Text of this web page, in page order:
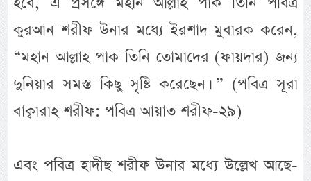
কুরআন শরীফ উনার মধ্যে ইরশাদ মুবারক করেন,
“মহান আল্লাহ পাক তিনি তোমাদের (ফায়দার) জন্য
দুনিয়ার সমস্ত কিছু সৃষ্টি করেছেন। ” (পবিত্র সূরা
বাক্বারাহ শরীফ: পবিত্র আয়াত শরীফ-২৯)
এবং পবিত্র হাদীছ শরীফ উনার মধ্যে উল্লেখ আছে-